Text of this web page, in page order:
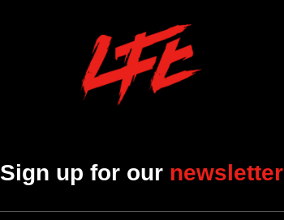
Sign up for our newsletter